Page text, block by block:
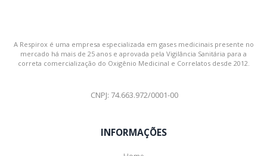
A Respirox é uma empresa especializada em gases medicinais presente no
mercado há mais de 25 anos e aprovada pela Vigilância Sanitária para a
correta comercialização do Oxigênio Medicinal e Correlatos desde 2012.
CNPJ: 74.663.972/0001-00
INFORMAÇÕES